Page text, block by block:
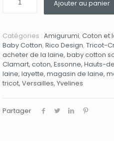
Ajouter au panier
Catégories : Amigurumi, Coton et
Baby Cotton, Rico Design, Tricot-
acheter de la laine, baby cotton
Clamart, coton, Essonne, Hauts-
laine, layette, magasin de laine,
tricot, Versailles, Yvelines
Partager